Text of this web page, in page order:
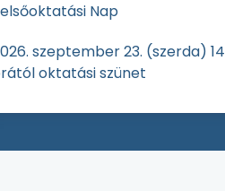
Nap
szeptember 23. (szerda) 14
oktatási szünet